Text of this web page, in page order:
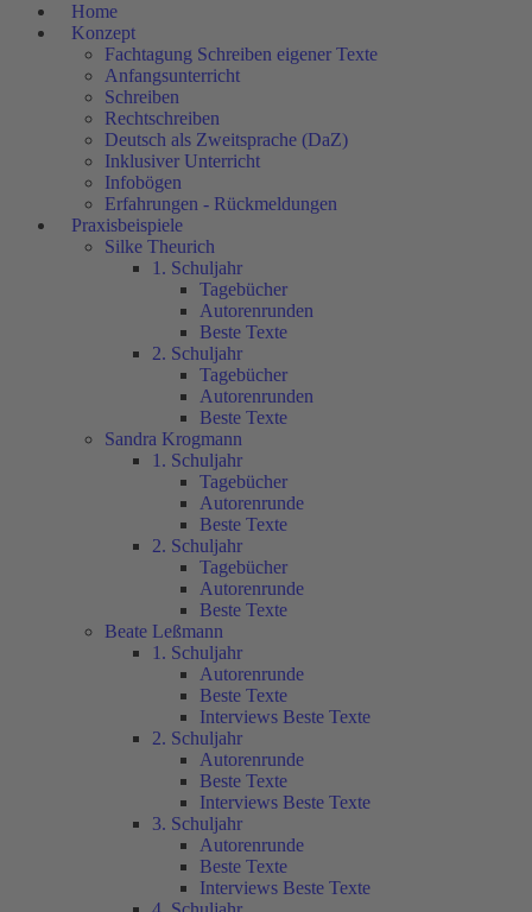
Home
Konzept
Fachtagung Schreiben eigener Texte
Anfangsunterricht
Schreiben
Rechtschreiben
Deutsch als Zweitsprache (DaZ)
Inklusiver Unterricht
Infobögen
Erfahrungen - Rückmeldungen
Praxisbeispiele
Silke Theurich
1. Schuljahr
Tagebücher
Autorenrunden
Beste Texte
2. Schuljahr
Tagebücher
Autorenrunden
Beste Texte
Sandra Krogmann
1. Schuljahr
Tagebücher
Autorenrunde
Beste Texte
2. Schuljahr
Tagebücher
Autorenrunde
Beste Texte
Beate Leßmann
1. Schuljahr
Autorenrunde
Beste Texte
Interviews Beste Texte
2. Schuljahr
Autorenrunde
Beste Texte
Interviews Beste Texte
3. Schuljahr
Autorenrunde
Beste Texte
Interviews Beste Texte